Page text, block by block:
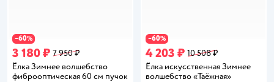
−60%
3 180 ₽ 7 950 ₽
Ёлка Зимнее волшебство
фиброоптическая 60 см пучок
−60%
4 203 ₽ 10 508 ₽
Ёлка искусственная Зимнее
волшебство «Таёжная»